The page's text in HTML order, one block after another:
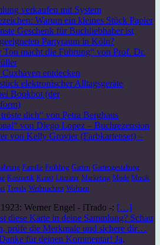
verkaufen mit System
Warum ein kleines Stück Papier
Geschenk für Buchliebhaber ist
Partyraum in Köln?
Ton macht die Führung“ von Prof. Dr.
entdecken
elektronischer Alltagsgeräte
Bookbot (der
dich“ von Petra Berghaus
von Diego Lopez – Buchrezension
von Kelly Grovier (Farbkartenset) –
Familie Frühling Garten Gartengestaltung
Kosmetik Kunst Literatur Marketing Mode Musik
Trends Weihnachten Wohnen
Werner Engel - iTrado -: […]
diese Karte in deine Sammlung? Schau
prüfe die Merkmale und sichere dir…
für deinen Kommentar! Ja,